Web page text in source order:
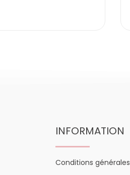
INFORMATION
Conditions générales